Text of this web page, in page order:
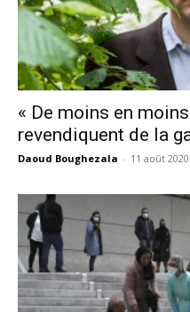
« De moins en
revendiquent de la
Daoud Boughezala - 11 août 2020